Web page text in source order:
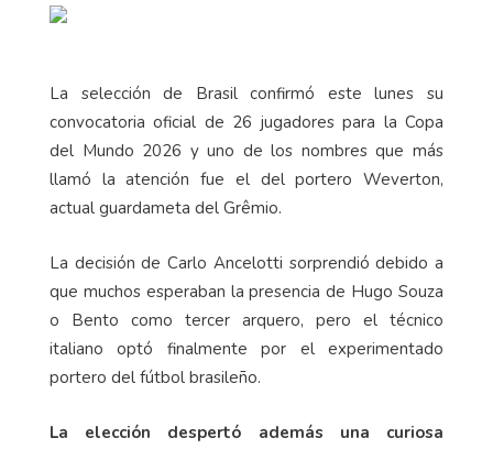
La selección de Brasil confirmó este lunes su
convocatoria oficial de 26 jugadores para la Copa
del Mundo 2026 y uno de los nombres que más
llamó la atención fue el del portero Weverton,
actual guardameta del Grêmio.
La decisión de Carlo Ancelotti sorprendió debido a
que muchos esperaban la presencia de Hugo Souza
o Bento como tercer arquero, pero el técnico
italiano optó finalmente por el experimentado
portero del fútbol brasileño.
La elección despertó además una curiosa